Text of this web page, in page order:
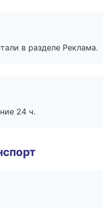
в разделе Реклама.
24 ч.